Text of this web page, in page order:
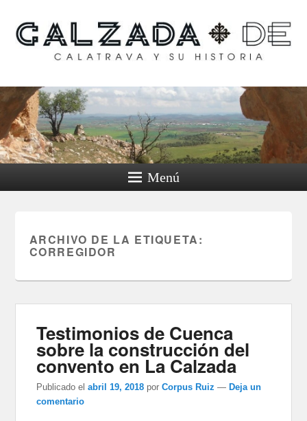
Calzada de Calatrava y
su historia
Menú
ARCHIVO DE LA ETIQUETA:
CORREGIDOR
Testimonios de Cuenca
sobre la construcción del
convento en La Calzada
Publicado el abril 19, 2018 porCorpus Ruiz — Deja un
comentario